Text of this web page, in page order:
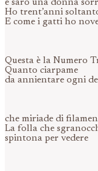
e sarò una donna
Ho trent’anni
E come i gatti ho
Questa è la Numero
Quanto ciarpame
da annientare ogni
che miriade di
La folla che
spintona per vedere